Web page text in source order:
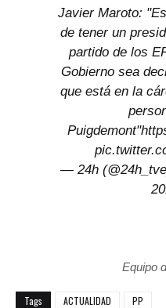
Javier Maroto:
de tener un
partido de los
Gobierno sea
que está en la
Puigdemont"
— 24h
Equipo
Tags ACTUALIDAD PP